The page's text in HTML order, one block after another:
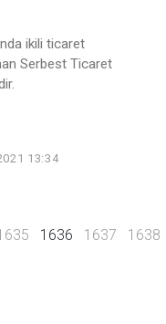
ikili ticaret
Serbest Ticaret
13:34
1636 (current)
1637 1638